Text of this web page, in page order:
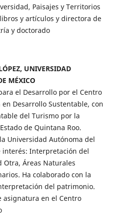
Paisajes y Territorios
y artículos y directora de
y doctorado
UNIVERSIDAD
MÉXICO
el Desarrollo por el Centro
Desarrollo Sustentable, con
del Turismo por la
de Quintana Roo.
Universidad Autónoma del
interés: Interpretación del
Otra, Áreas Naturales
Ha colaborado con la
del patrimonio.
asignatura en el Centro